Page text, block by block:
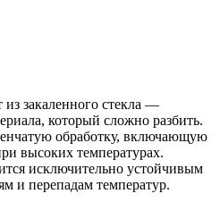
закаленного стекла —
который сложно разбить.
обработку, включающую
высоких температурах.
исключительно устойчивым
и перепадам температур.